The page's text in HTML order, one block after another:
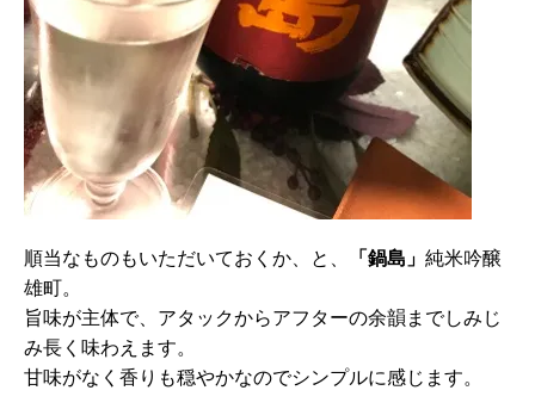
順当なものもいただいておくか、と、 「鍋島」 純米吟醸
雄町。
旨味が主体で、アタックからアフターの余韻までしみじ
み長く味わえます。
甘味がなく香りも穏やかなのでシンプルに感じます。